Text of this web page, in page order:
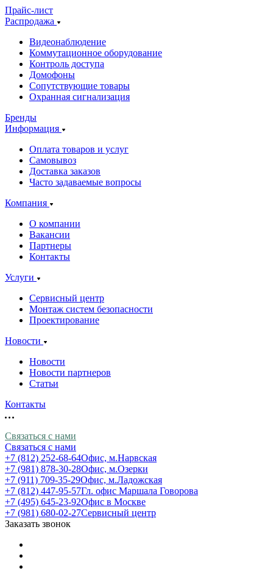
Прайс-лист
Распродажа
Видеонаблюдение
Коммутационное оборудование
Контроль доступа
Домофоны
Сопутствующие товары
Охранная сигнализация
Бренды
Информация
Оплата товаров и услуг
Самовывоз
Доставка заказов
Часто задаваемые вопросы
Компания
О компании
Вакансии
Партнеры
Контакты
Услуги
Сервисный центр
Монтаж систем безопасности
Проектирование
Новости
Новости
Новости партнеров
Статьи
Контакты
Связаться с нами
Связаться с нами
+7 (812) 252-68-64Офис, м.Нарвская
+7 (981) 878-30-28Офис, м.Озерки
+7 (911) 709-35-29Офис, м.Ладожская
+7 (812) 447-95-57Гл. офис Маршала Говорова
+7 (495) 645-23-92Офис в Москве
+7 (981) 680-02-27Сервисный центр
Заказать звонок